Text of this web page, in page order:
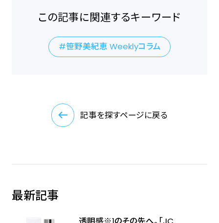
この記事に関連するキーワード
笹野美紀恵 Weeklyコラム
記事を探すページに戻る
最新記事